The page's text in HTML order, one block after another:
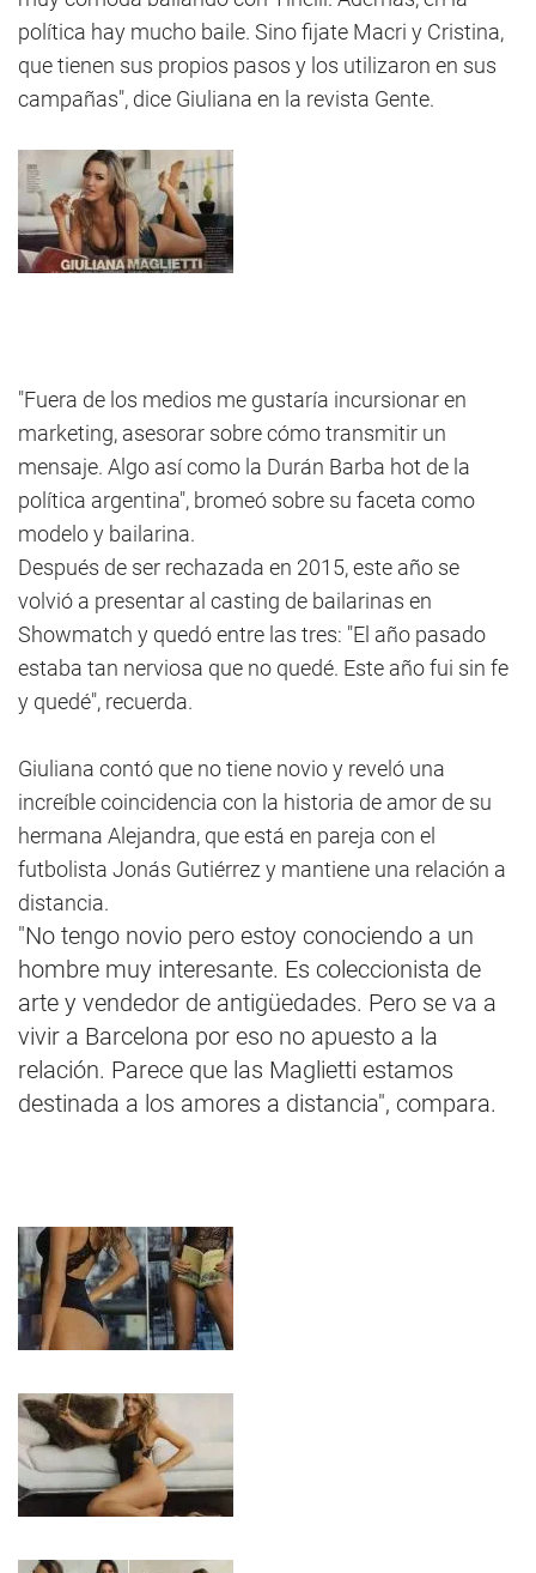
política hay mucho baile. Sino fijate Macri y Cristina,
que tienen sus propios pasos y los utilizaron en sus
campañas", dice Giuliana en la revista Gente.
"Fuera de los medios me gustaría incursionar en
marketing, asesorar sobre cómo transmitir un
mensaje. Algo así como la Durán Barba hot de la
política argentina", bromeó sobre su faceta como
modelo y bailarina.
Después de ser rechazada en 2015, este año se
volvió a presentar al casting de bailarinas en
Showmatch y quedó entre las tres: "El año pasado
estaba tan nerviosa que no quedé. Este año fui sin fe
y quedé", recuerda.
Giuliana contó que no tiene novio y reveló una
increíble coincidencia con la historia de amor de su
hermana Alejandra, que está en pareja con el
futbolista Jonás Gutiérrez y mantiene una relación a
distancia.
"No tengo novio pero estoy conociendo a un
hombre muy interesante. Es coleccionista de
arte y vendedor de antigüedades. Pero se va a
vivir a Barcelona por eso no apuesto a la
relación. Parece que las Maglietti estamos
destinada a los amores a distancia", compara.